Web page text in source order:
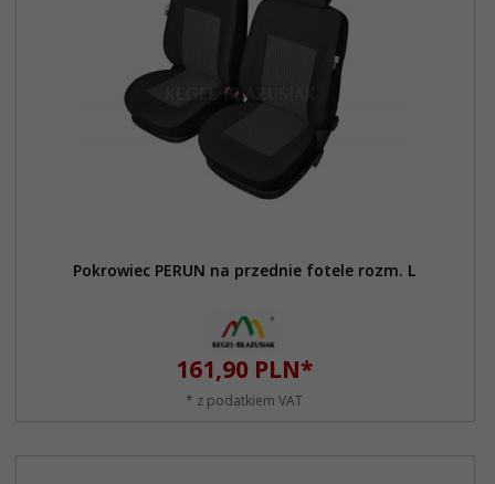
Pokrowiec PERUN na przednie fotele rozm. L
161,90 PLN*
* z podatkiem VAT